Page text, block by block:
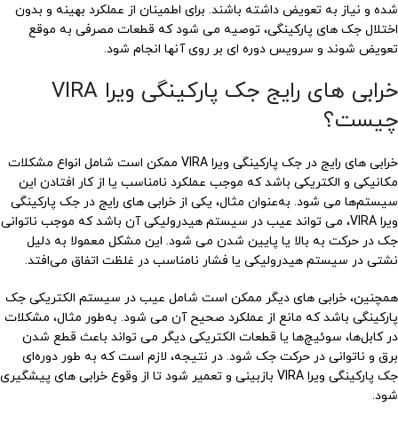
شده و نیاز به تعویض داشته باشند. برای اطمینان از عملکرد بهینه و بدون
اختلال جک های پارکینگی، توصیه می شود که قطعات مصرفی به موقع
تعویض شوند و سرویس دوره ای بر روی آنها انجام شود.
خرابی های رایج جک پارکینگی ویرا VIRA
چیست؟
خرابی های رایج در جک پارکینگی ویرا VIRA ممکن است شامل انواع مشکلات
مکانیکی و الکتریکی باشد که موجب عملکرد نامناسب یا از کار افتادن این
سیستم‌ها می شود. به‌عنوان مثال، یکی از خرابی های رایج در جک پارکینگی
ویرا VIRA، می تواند عیب در سیستم هیدرولیکی آن باشد که موجب ناتوانی
جک در حرکت به بالا یا پایین شدن می شود. این مشکل معمولا به دلیل
نشتی در سیستم هیدرولیکی یا فشار نامناسب در غلظت اتفاق می‌افتد.
همچنین، خرابی های دیگر ممکن است شامل عیب در سیستم الکتریکی جک
پارکینگی باشد که مانع از عملکرد صحیح آن می شود. به‌طور مثال، مشکلات
در کابل‌ها، سوئیچ‌ها یا قطعات الکتریکی دیگر می تواند باعث قطع شدن
برق و ناتوانی در حرکت جک شود. در نتیجه، لازم است که به طور دوره‌ای
جک پارکینگی ویرا VIRA بازبینی و تعمیر شود تا از وقوع خرابی های پیشگیری
شود.